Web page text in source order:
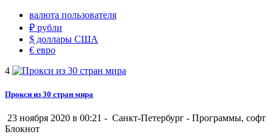
валюта пользователя
₽ рубли
$ доллары США
€ евро
4
Прокси из 30 стран мира
23 ноября 2020 в 00:21 - Санкт-Петербург - Программы, софт
Блокнот